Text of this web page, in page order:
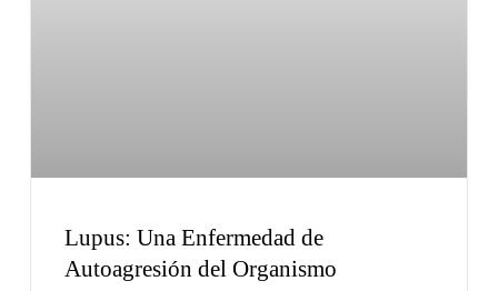
Lupus: Una Enfermedad de
Autoagresión del Organismo